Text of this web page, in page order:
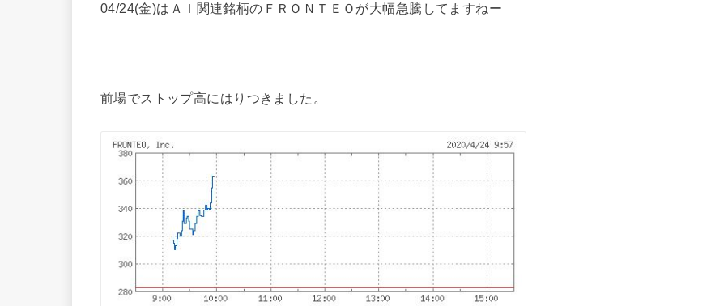
04/24(金)はＡＩ関連銘柄のＦＲＯＮＴＥＯが大幅急騰してますねー
前場でストップ高にはりつきました。